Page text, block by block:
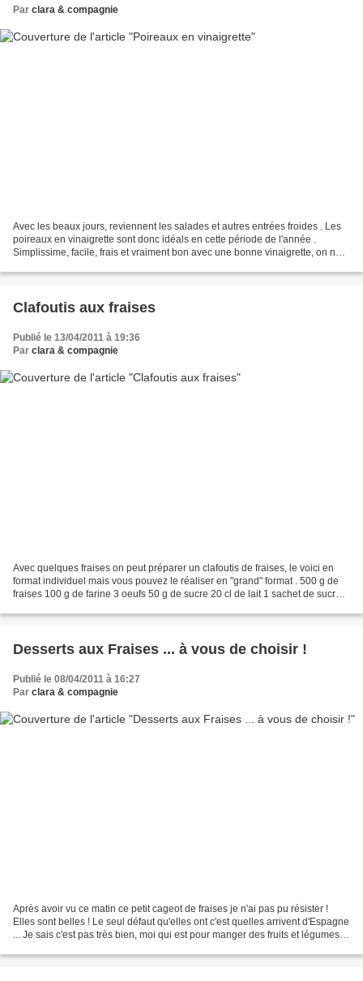
Par clara & compagnie
Avec les beaux jours, reviennent les salades et autres entrées froides . Les
poireaux en vinaigrette sont donc idéals en cette période de l'année .
Simplissime, facile, frais et vraiment bon avec une bonne vinaigrette, on ne
Clafoutis aux fraises
Publié le 13/04/2011 à 19:36
Par clara & compagnie
Avec quelques fraises on peut préparer un clafoutis de fraises, le voici en
format individuel mais vous pouvez le réaliser en "grand" format . 500 g de
fraises 100 g de farine 3 oeufs 50 g de sucre 20 cl de lait 1 sachet de sucre
Desserts aux Fraises ... à vous de choisir !
Publié le 08/04/2011 à 16:27
Par clara & compagnie
Après avoir vu ce matin ce petit cageot de fraises je n'ai pas pu résister !
Elles sont belles ! Le seul défaut qu'elles ont c'est quelles arrivent d'Espagne
... Je sais c'est pas très bien, moi qui est pour manger des fruits et légumes